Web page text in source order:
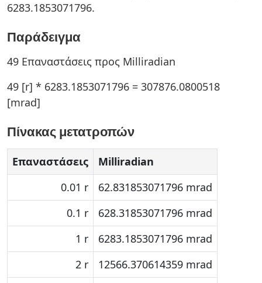
6283.1853071796.
Παράδειγμα
49 Επαναστάσεις προς Milliradian
49 [r] * 6283.1853071796 = 307876.0800518
[mrad]
Πίνακας μετατροπών
Επαναστάσεις
Milliradian
0.01 r
62.831853071796 mrad
0.1 r
628.31853071796 mrad
1 r
6283.1853071796 mrad
2 r
12566.370614359 mrad